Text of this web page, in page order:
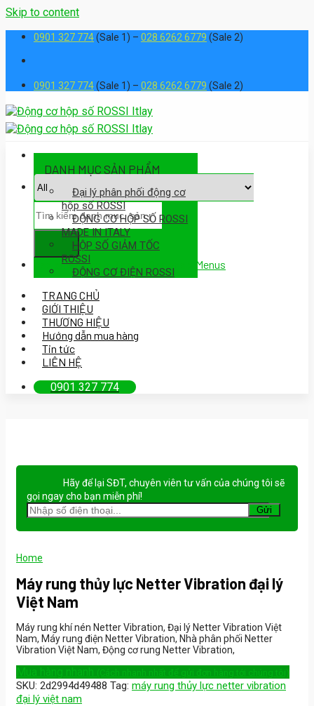
Skip to content
0901 327 774(Sale 1) – 028 6262 6779 (Sale 2)
0901 327 774(Sale 1) – 028 6262 6779 (Sale 2)
Assign a menu in Theme Options > Menus
DANH MỤC SẢN PHẨM
Đại lý phân phối động cơ
hộp số ROSSI
ĐỘNG CƠ HỘP SỐ ROSSI
MADE IN ITALY
HỘP SỐ GIẢM TỐC
ROSSI
ĐỘNG CƠ ĐIỆN ROSSI
TRANG CHỦ
GIỚI THIỆU
THƯƠNG HIỆU
Hướng dẫn mua hàng
Tin tức
LIÊN HỆ
0901 327 774
Hãy để lại SĐT, chuyên viên tư vấn của chúng tôi sẽ
gọi ngay cho bạn miễn phí!
Home
Máy rung thủy lực Netter Vibration đại lý
Việt Nam
Máy rung khí nén Netter Vibration, Đại lý Netter Vibration Việt
Nam, Máy rung điện Netter Vibration, Nhà phân phối Netter
Vibration Việt Nam, Động cơ rung Netter Vibration,
Mua hàng nhanh (Cách nhanh nhất để gửi đơn hàng tới chúng tôi)
SKU: 2d2994d49488 Tag: máy rung thủy lực netter vibration
đại lý việt nam